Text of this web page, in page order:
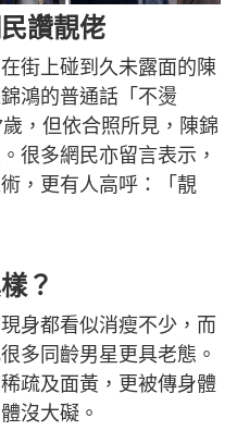
讚靚佬
街上碰到久未露面的陳
鴻的普通話「不燙
，但依合照所見，陳錦
很多網民亦留言表示，
，更有人高呼：「靚
？
身都看似消瘦不少，而
多同齡男星更具老態。
疏及面黃，更被傳身體
沒大礙。